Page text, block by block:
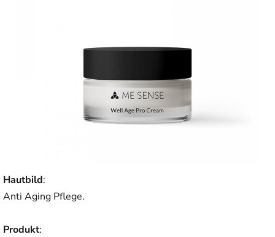
Hautbild:
Anti Aging Pflege.
Produkt: